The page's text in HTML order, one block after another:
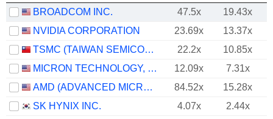
BROADCOM INC. 47.5x 19.43x
NVIDIA CORPORATION
23.69x 13.37x
TSMC (TAIWAN SEMICONDUCTOR MANUFACTURING COMPANY)
22.2x
10.85x
MICRON TECHNOLOGY, INC.
12.09x
7.31x
AMD (ADVANCED MICRO DEVICES)
84.52x 15.28x
SK HYNIX INC.
4.07x
2.44x